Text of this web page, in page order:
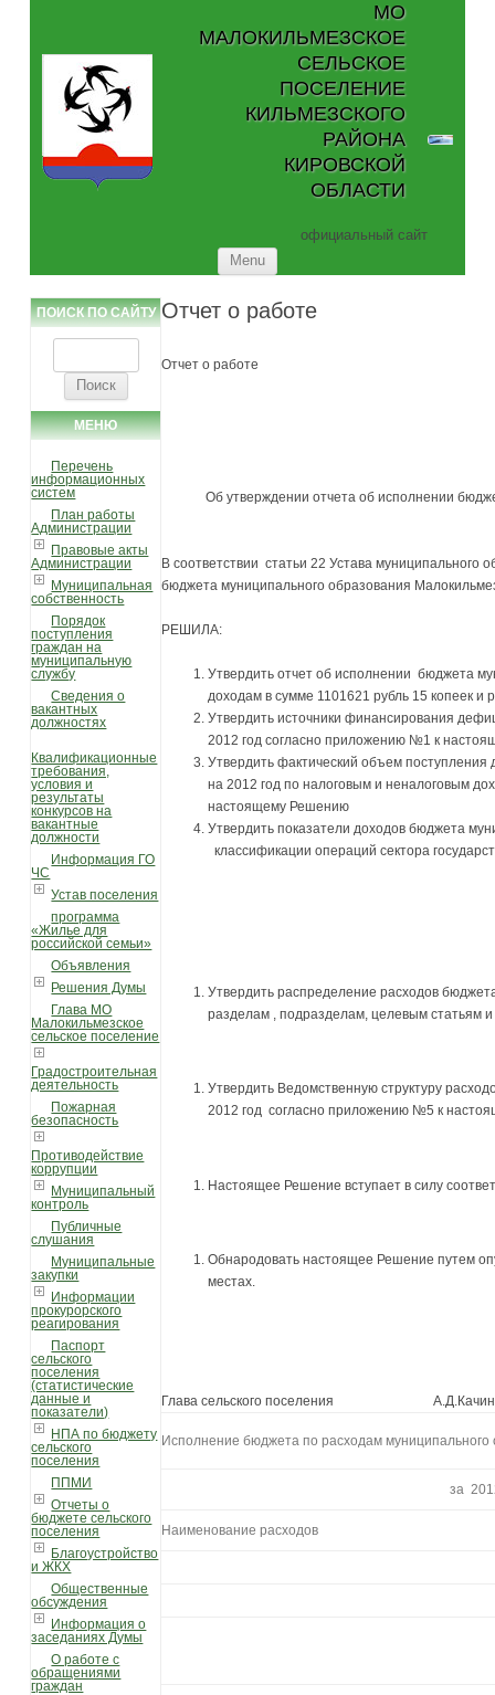
МО
МАЛОКИЛЬМЕЗСКОЕ
СЕЛЬСКОЕ
ПОСЕЛЕНИЕ
КИЛЬМЕЗСКОГО
РАЙОНА
КИРОВСКОЙ
ОБЛАСТИ
официальный сайт
Menu
ПОИСК ПО САЙТУ
МЕНЮ
Перечень
информационных
систем
План работы
Администрации
Правовые акты
Администрации
Муниципальная
собственность
Порядок
поступления
граждан на
муниципальную
службу
Сведения о
вакантных
должностях
Квалификационные
требования,
условия и
результаты
конкурсов на
вакантные
должности
Информация ГО
ЧС
Устав поселения
программа
«Жилье для
российской семьи»
Объявления
Решения Думы
Глава МО
Малокильмезское
сельское поселение
Градостроительная
деятельность
Пожарная
безопасность
Противодействие
коррупции
Муниципальный
контроль
Публичные
слушания
Муниципальные
закупки
Информации
прокурорского
реагирования
Паспорт
сельского
поселения
(статистические
данные и
показатели)
НПА по бюджету
сельского
поселения
ППМИ
Отчеты о
бюджете сельского
поселения
Благоустройство
и ЖКХ
Общественные
обсуждения
Информация о
заседаниях Думы
О работе с
обращениями
граждан
Отчет о работе
Отчет о работе
Об утверждении отчета об исполнении
В соответствии статьи 22 Устава муниципального
бюджета муниципального образования
РЕШИЛА:
Утвердить отчет об исполнении бюджета
доходам в сумме 1101621 рубль 15 копеек
Утвердить источники финансирования
2012 год согласно приложению №1 к
Утвердить фактический объем поступления
на 2012 год по налоговым и неналоговым
настоящему Решению
Утвердить показатели доходов бюджета
классификации операций сектора
Утвердить распределение расходов
разделам , подразделам, целевым статьям
Утвердить Ведомственную структуру
2012 год согласно приложению №5 к
Настоящее Решение вступает в силу
Обнародовать настоящее Решение путем
местах.
Глава сельского поселения А.Д.Качин
Исполнение бюджета по расходам муниципального
за
Наименование расходов